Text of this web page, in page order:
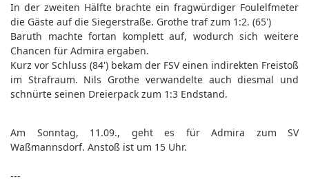
In der zweiten Hälfte brachte ein fragwürdiger Foulelfmeter
die Gäste auf die Siegerstraße. Grothe traf zum 1:2. (65')
Baruth machte fortan komplett auf, wodurch sich weitere
Chancen für Admira ergaben.
Kurz vor Schluss (84') bekam der FSV einen indirekten Freistoß
im Strafraum. Nils Grothe verwandelte auch diesmal und
schnürte seinen Dreierpack zum 1:3 Endstand.
Am Sonntag, 11.09., geht es für Admira zum SV
Waßmannsdorf. Anstoß ist um 15 Uhr.
---